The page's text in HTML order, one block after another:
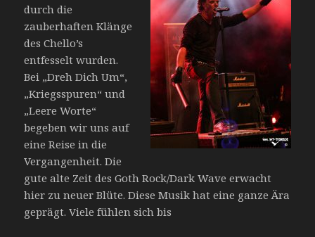
durch die
zauberhaften Klänge
des Chello’s
entfesselt wurden.
Bei „Dreh Dich Um“,
„Kriegsspuren“ und
„Leere Worte“
begeben wir uns auf
eine Reise in die
Vergangenheit. Die
gute alte Zeit des Goth Rock/Dark Wave erwacht
hier zu neuer Blüte. Diese Musik hat eine ganze Ära
geprägt. Viele fühlen sich bis